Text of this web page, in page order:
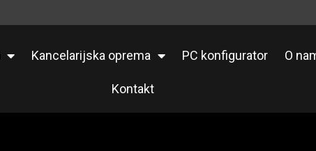
Kancelarijska oprema PC konfigurator O
Kontakt